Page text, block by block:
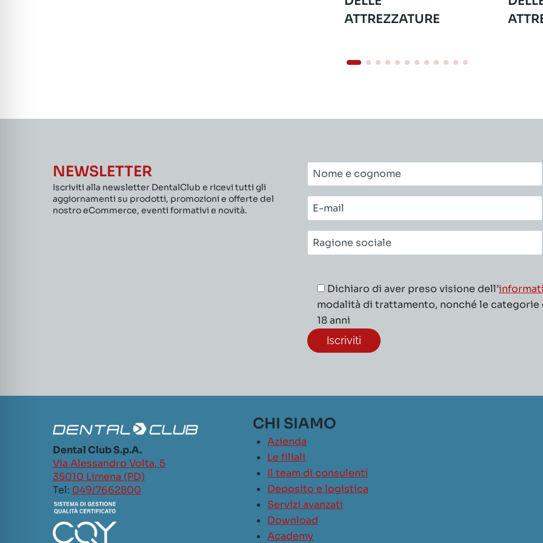
ATTREZZATURE
NEWSLETTER
Iscriviti alla newsletter DentalClub e ricevi tutti gli
aggiornamenti su prodotti, promozioni e offerte del
nostro eCommerce, eventi formativi e novità.
Nome
e
cognome*
E-
mail*
Ragione
sociale*
Dichiaro di aver preso visione dell’
modalità di trattamento, nonché le
18 anni
Dental Club S.p.A.
Via Alessandro Volta, 5
35010 Limena (PD)
Tel: 049/7662800
CHI SIAMO
Azienda
Le filiali
Il team di consulenti
Deposito e logistica
Servizi avanzati
Download
Academy